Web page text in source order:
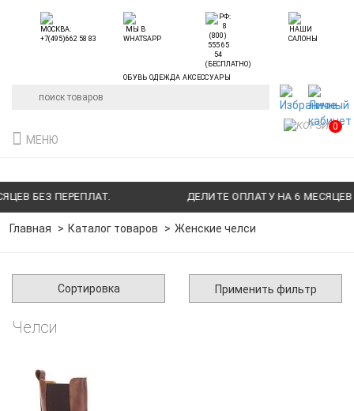
БЕЗ ПЕРЕПЛАТ. ДЕЛИТЕ ОПЛАТУ НА 6 МЕСЯЦЕВ
ОБУВЬ ОДЕЖДА АКСЕССУАРЫ
МЕНЮ
0
Главная Каталог товаров Женские челси
Сортировка Применить фильтр
Челси